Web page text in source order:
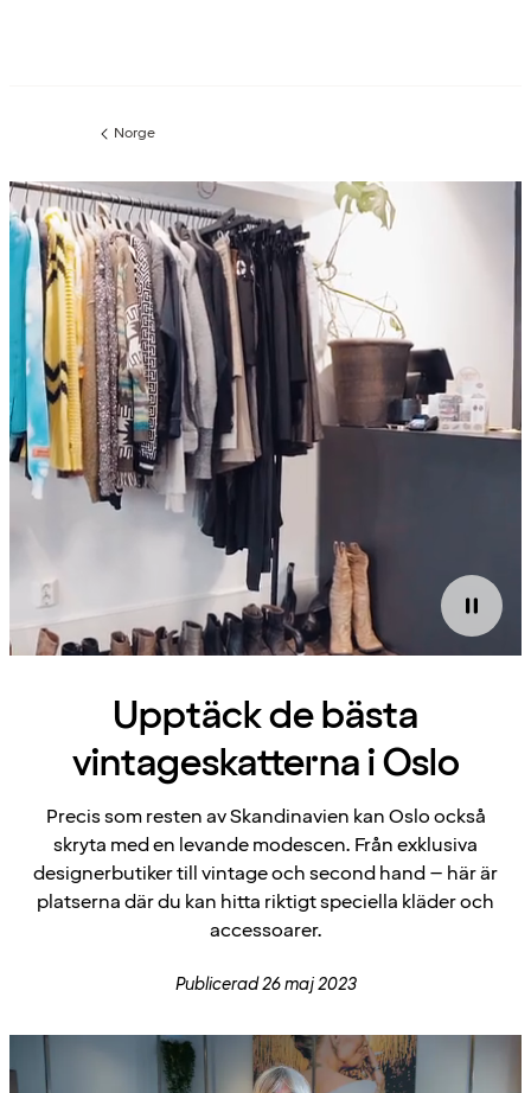
Föregående
Norge
Upptäck de bästa
vintageskatterna i Oslo
Precis som resten av Skandinavien kan Oslo också
skryta med en levande modescen. Från exklusiva
designerbutiker till vintage och second hand – här är
platserna där du kan hitta riktigt speciella kläder och
accessoarer.
Publicerad 26 maj 2023